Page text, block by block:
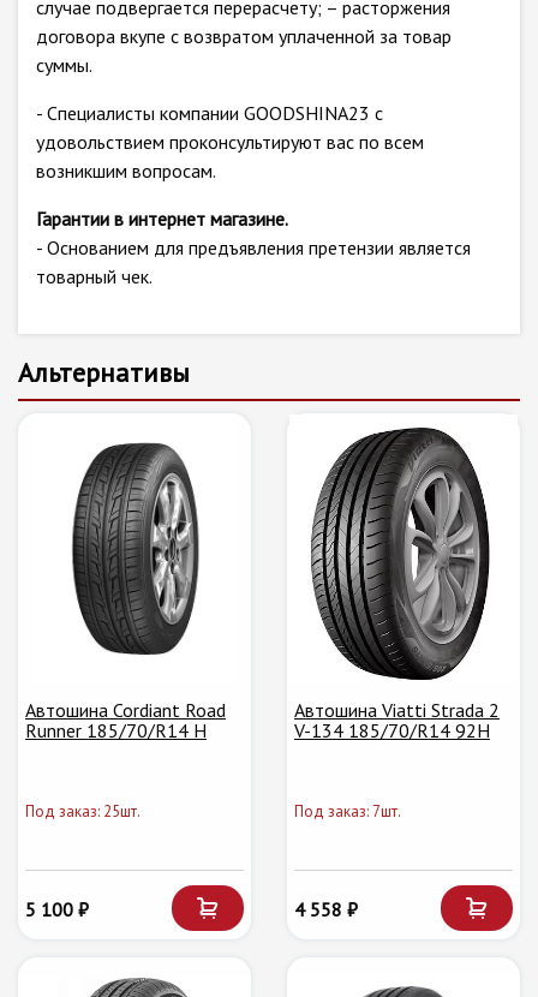
случае подвергается перерасчету; – расторжения
договора вкупе с возвратом уплаченной за товар
суммы.
- Специалисты компании GOODSHINA23 с
удовольствием проконсультируют вас по всем
возникшим вопросам.
Гарантии в интернет магазине.
- Основанием для предъявления претензии является
товарный чек.
Альтернативы
Автошина Cordiant Road
Runner 185/70/R14 H
Под заказ: 25шт.
5 100 ₽
Автошина Viatti Strada 2
V-134 185/70/R14 92H
Под заказ: 7шт.
4 558 ₽